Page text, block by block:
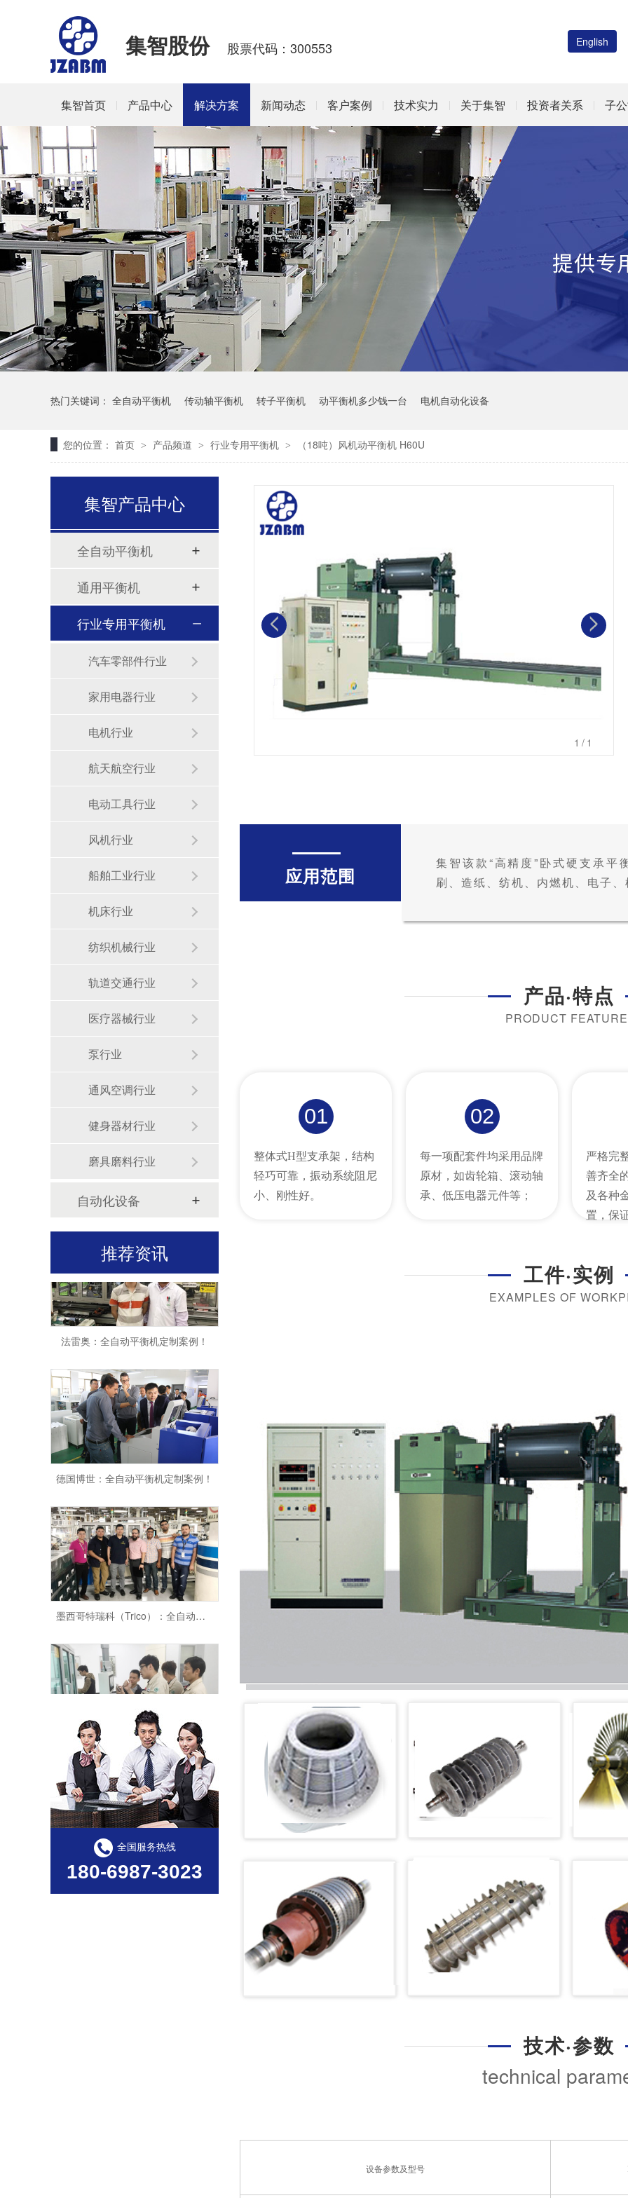
集智股份 股票代码：300553 English
集智首页 产品中心 解决方案 新闻动态 客户案例 技术实力 关于集智 投资者关系 子
热门关键词： 全自动平衡机 传动轴平衡机 转子平衡机 动平衡机多少钱一台 电机自动化设备
您的位置： 首页 > 产品频道 > 行业专用平衡机 > （18吨）风机动平衡机 H60U
1 /1
应用范围
集智该款“高精度”卧式硬支承
刷、造纸、纺机、内燃机、电子
产品·特点
PRODUCT
01
整体式H型支承架，结构
轻巧可靠，振动系统阻尼
小、刚性好。
02
每一项配套件均采用品牌
原材，如齿轮箱、滚动轴
承、低压电器元件等；
严格完
善齐全
及各种
置，保
工件·实例
EXAMPLES OF
技术·参数
technical
设备参数及型号
集智产品中心
全自动平衡机
通用平衡机
行业专用平衡机
汽车零部件行业
家用电器行业
电机行业
航天航空行业
电动工具行业
风机行业
船舶工业行业
机床行业
纺织机械行业
轨道交通行业
医疗器械行业
泵行业
通风空调行业
健身器材行业
磨具磨料行业
自动化设备
推荐资讯
法雷奥：全自动平衡机定制案例！
德国博世：全自动平衡机定制案例！
墨西哥特瑞科（Trico）：全自动平衡机定制案例！
全国服务热线
180-6987-3023